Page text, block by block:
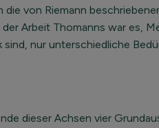
die von Riemann
Arbeit Thomanns war es,
sind, nur unterschiedliche
dieser Achsen vier